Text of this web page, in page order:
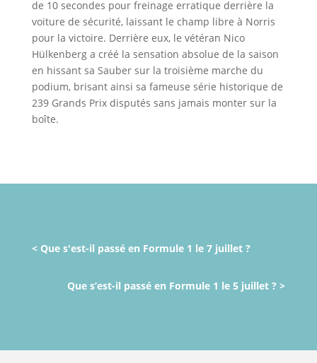
de 10 secondes pour freinage erratique derrière la
voiture de sécurité, laissant le champ libre à Norris
pour la victoire. Derrière eux, le vétéran Nico
Hülkenberg a créé la sensation absolue de la saison
en hissant sa Sauber sur la troisième marche du
podium, brisant ainsi sa fameuse série historique de
239 Grands Prix disputés sans jamais monter sur la
boîte.
< Que s'est-il passé en Formule 1 le 7 juillet ?
Que s’est-il passé en Formule 1 le 5 juillet ? >